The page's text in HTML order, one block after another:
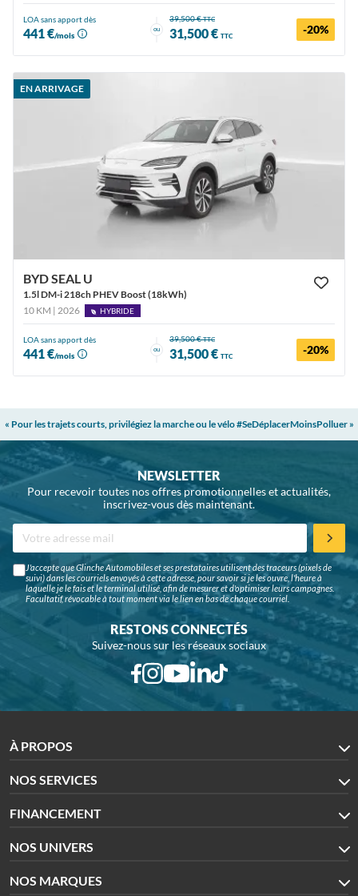
LOA sans apport dès
441 €/mois
ou
39,500 €TTC
31,500 € TTC -20%
EN ARRIVAGE
BYD SEAL U
1.5l DM-i 218ch PHEV Boost (18kWh)
10 KM | 2026
HYBRIDE
LOA sans apport dès
441 €/mois
ou
39,500 €TTC
31,500 € TTC -20%
« Pour les trajets courts, privilégiez la marche ou le vélo #SeDéplacerMoinsPolluer »
NEWSLETTER
Pour recevoir toutes nos offres promotionnelles et actualités,
inscrivez-vous dès maintenant.
J'accepte que Glinche Automobiles et ses prestataires utilisent des traceurs (pixels de
suivi) dans les courriels envoyés à cette adresse, pour savoir si je les ouvre, l'heure à
laquelle je le fais et le terminal utilisé, afin de mesurer et d'optimiser leurs campagnes.
Facultatif, révocable à tout moment via le lien en bas de chaque courriel.
RESTONS CONNECTÉS
Suivez-nous sur les réseaux sociaux
À PROPOS
NOS SERVICES
FINANCEMENT
NOS UNIVERS
NOS MARQUES